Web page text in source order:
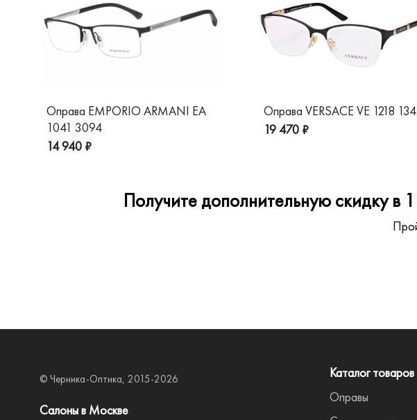
Оправа EMPORIO ARMANI EA
1041 3094
14 940 ₽
Оправа VERSACE VE 1218
19 470 ₽
Получите дополнительную скидку в
© Черника-Оптика, 2015-2026
Салоны в Москве
Каталог товаров
Оправы